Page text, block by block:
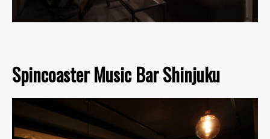
Spincoaster Music Bar Shinjuku